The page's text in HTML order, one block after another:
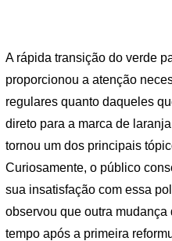
A rápida transição do verde
proporcionou a atenção
regulares quanto daqueles
direto para a marca de
tornou um dos principais
Curiosamente, o público
sua insatisfação com essa
observou que outra
tempo após a primeira